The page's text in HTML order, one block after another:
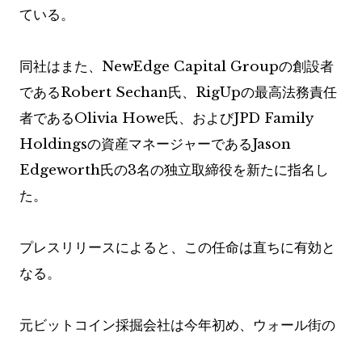
ている。
同社はまた、NewEdge Capital Groupの創設者
であるRobert Sechan氏、RigUpの最高法務責任
者であるOlivia Howe氏、およびJPD Family
Holdingsの資産マネージャーであるJason
Edgeworth氏の3名の独立取締役を新たに指名し
た。
プレスリリースによると、この任命は直ちに有効と
なる。
元ビットコイン採掘会社は今年初め、ウォール街の